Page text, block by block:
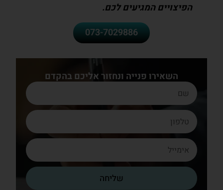
הפיצויים המגיעים לכם.
073-7029886
השאירו פנייה ונחזור אליכם בהקדם
שליחה